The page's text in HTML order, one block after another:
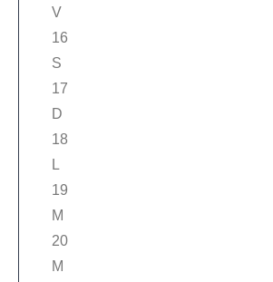
V
16
S
17
D
18
L
19
M
20
M